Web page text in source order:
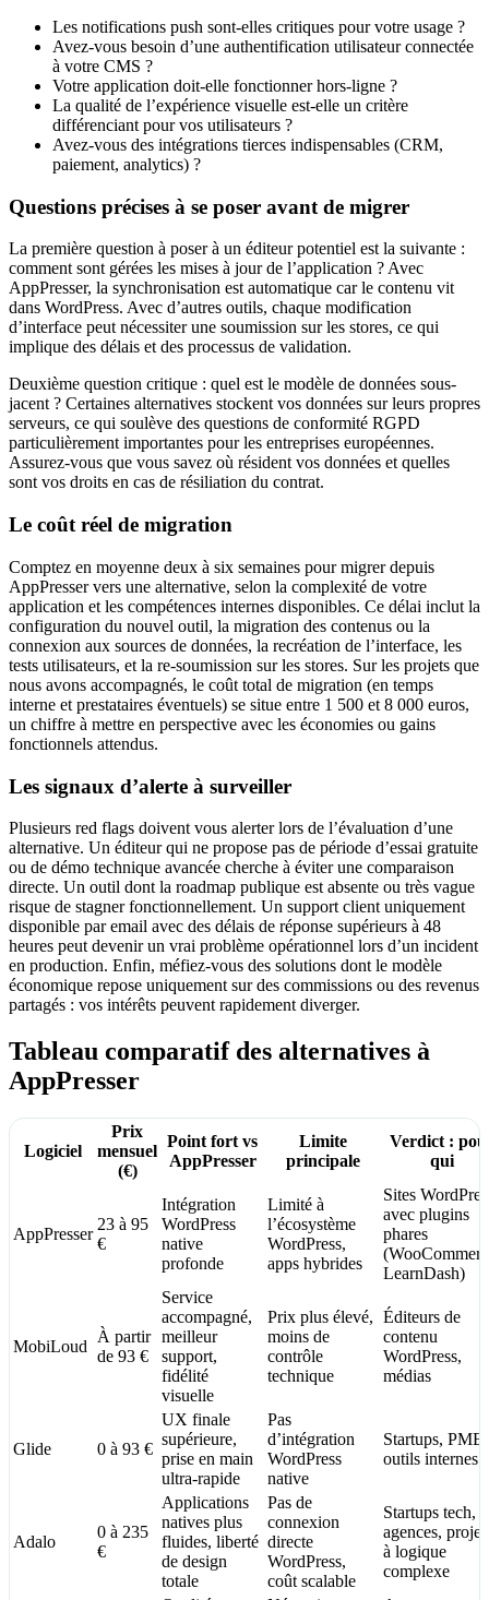
Les notifications push sont-elles critiques pour votre usage ?
Avez-vous besoin d’une authentification utilisateur connectée
à votre CMS ?
Votre application doit-elle fonctionner hors-ligne ?
La qualité de l’expérience visuelle est-elle un critère
différenciant pour vos utilisateurs ?
Avez-vous des intégrations tierces indispensables (CRM,
paiement, analytics) ?
Questions précises à se poser avant de migrer
La première question à poser à un éditeur potentiel est la suivante :
comment sont gérées les mises à jour de l’application ? Avec
AppPresser, la synchronisation est automatique car le contenu vit
dans WordPress. Avec d’autres outils, chaque modification
d’interface peut nécessiter une soumission sur les stores, ce qui
implique des délais et des processus de validation.
Deuxième question critique : quel est le modèle de données sous-
jacent ? Certaines alternatives stockent vos données sur leurs propres
serveurs, ce qui soulève des questions de conformité RGPD
particulièrement importantes pour les entreprises européennes.
Assurez-vous que vous savez où résident vos données et quelles
sont vos droits en cas de résiliation du contrat.
Le coût réel de migration
Comptez en moyenne deux à six semaines pour migrer depuis
AppPresser vers une alternative, selon la complexité de votre
application et les compétences internes disponibles. Ce délai inclut la
configuration du nouvel outil, la migration des contenus ou la
connexion aux sources de données, la recréation de l’interface, les
tests utilisateurs, et la re-soumission sur les stores. Sur les projets que
nous avons accompagnés, le coût total de migration (en temps
interne et prestataires éventuels) se situe entre 1 500 et 8 000 euros,
un chiffre à mettre en perspective avec les économies ou gains
fonctionnels attendus.
Les signaux d’alerte à surveiller
Plusieurs red flags doivent vous alerter lors de l’évaluation d’une
alternative. Un éditeur qui ne propose pas de période d’essai gratuite
ou de démo technique avancée cherche à éviter une comparaison
directe. Un outil dont la roadmap publique est absente ou très vague
risque de stagner fonctionnellement. Un support client uniquement
disponible par email avec des délais de réponse supérieurs à 48
heures peut devenir un vrai problème opérationnel lors d’un incident
en production. Enfin, méfiez-vous des solutions dont le modèle
économique repose uniquement sur des commissions ou des revenus
partagés : vos intérêts peuvent rapidement diverger.
Tableau comparatif des alternatives à
AppPresser
Logiciel
Prix
mensuel
(€)
Point fort vs
AppPresser
Limite
principale
Verdict :
qui
AppPresser
23 à 95
€
Intégration
WordPress
native
profonde
Limité à
l’écosystème
WordPress,
apps hybrides
Sites
avec plugins
phares
LearnDash)
MobiLoud
À partir
de 93 €
Service
accompagné,
meilleur
support,
fidélité
visuelle
Prix plus élevé,
moins de
contrôle
technique
Éditeurs de
contenu
WordPress,
médias
Glide 0 à 93 €
UX finale
supérieure,
prise en main
ultra-rapide
Pas
d’intégration
WordPress
native
Startups, PME,
outils internes
Adalo
0 à 235
€
Applications
natives plus
fluides, liberté
de design
totale
Pas de
connexion
directe
WordPress,
coût scalable
Startups tech,
agences,
à logique
complexe